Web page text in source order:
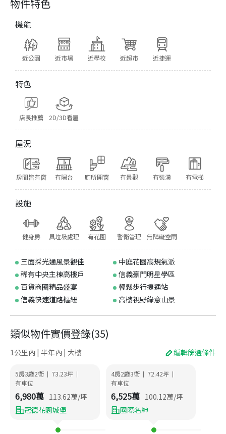
物件特色
機能
近公園 近市場 近學校 近超市 近捷運
特色
店長推薦 2D/3D看屋
屋況
房間皆有窗 有陽台 廁所開窗 有景觀 有裝潢 有電梯
設施
健身房 具垃圾處理 有花園 警衛管理 無障礙空間
三面採光通風景觀佳
中庭花園高規氣派
稀有中央主棟高樓戶
信義豪門明星學區
百貨商圈精品盛宴
輕鬆步行捷運站
信義快速道路樞紐
高樓視野綠意山景
類似物件實價登錄(35)
1公里內 | 半年內 | 大樓 編輯篩選條件
5房3廳2衛 | 73.23坪 |
有車位
6,980萬 113.62萬/坪
冠德花園城堡
4房2廳3衛 | 72.42坪 |
有車位
6,525萬 100.12萬/坪
國際名紳